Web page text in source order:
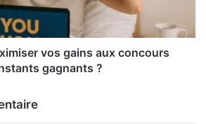
vos gains aux concours
gagnants ?